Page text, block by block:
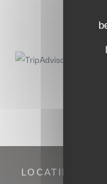
LOCATIE